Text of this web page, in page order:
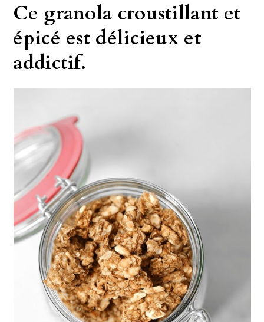
Ce granola croustillant et
épicé est délicieux et
addictif.